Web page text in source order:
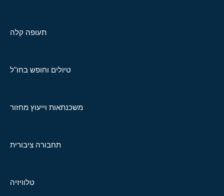
תעופה קלה
טיולים וחופש בחו"ל
משכנתאות וייעוץ מחזור
תחבורה ציבורית
טלוויזיה